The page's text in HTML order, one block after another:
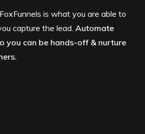
is what you are able to
capture the lead. Automate
you can be hands-off & nurture